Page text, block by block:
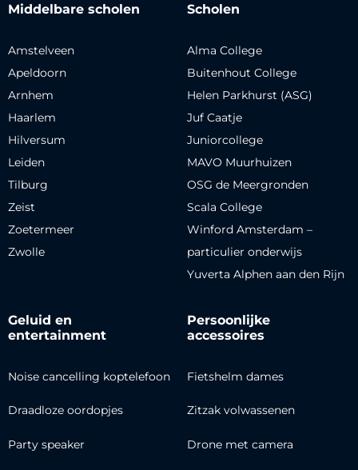
Middelbare scholen
Amstelveen
Apeldoorn
Arnhem
Haarlem
Hilversum
Leiden
Tilburg
Zeist
Zoetermeer
Zwolle
Scholen
Alma College
Buitenhout College
Helen Parkhurst (ASG)
Juf Caatje
Juniorcollege
MAVO Muurhuizen
OSG de Meergronden
Scala College
Winford Amsterdam –
particulier onderwijs
Yuverta Alphen aan den Rijn
Geluid en
entertainment
Noise cancelling koptelefoon
Draadloze oordopjes
Party speaker
Persoonlijke
accessoires
Fietshelm dames
Zitzak volwassenen
Drone met camera